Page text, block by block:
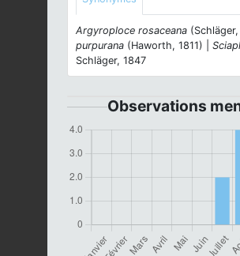
Argyroploce rosaceana (Schläger,
purpurana (Haworth, 1811) |
Schläger, 1847
Observations